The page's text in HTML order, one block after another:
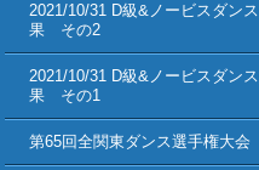
2021/10/31 D級&ノービスダン
果 その2
2021/10/31 D級&ノービスダン
果 その1
第65回全関東ダンス選手権大会